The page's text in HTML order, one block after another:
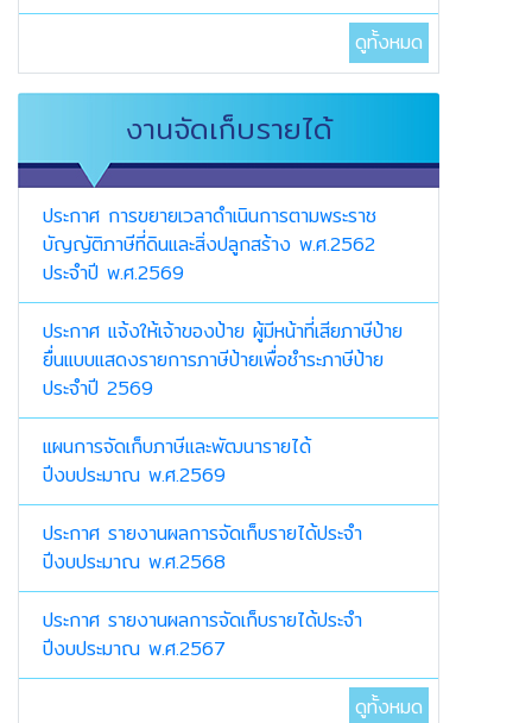
ดูทั้งหมด
งานจัดเก็บรายได้
ประกาศ การขยายเวลาดำเนินการตามพระราช
บัญญัติภาษีที่ดินและสิ่งปลูกสร้าง พ.ศ.2562
ประจำปี พ.ศ.2569
ประกาศ แจ้งให้เจ้าของป้าย ผู้มีหน้าที่เสียภาษีป้าย
ยื่นแบบแสดงรายการภาษีป้ายเพื่อชำระภาษีป้าย
ประจำปี 2569
แผนการจัดเก็บภาษีและพัฒนารายได้
ปีงบประมาณ พ.ศ.2569
ประกาศ รายงานผลการจัดเก็บรายได้ประจำ
ปีงบประมาณ พ.ศ.2568
ประกาศ รายงานผลการจัดเก็บรายได้ประจำ
ปีงบประมาณ พ.ศ.2567
ดูทั้งหมด